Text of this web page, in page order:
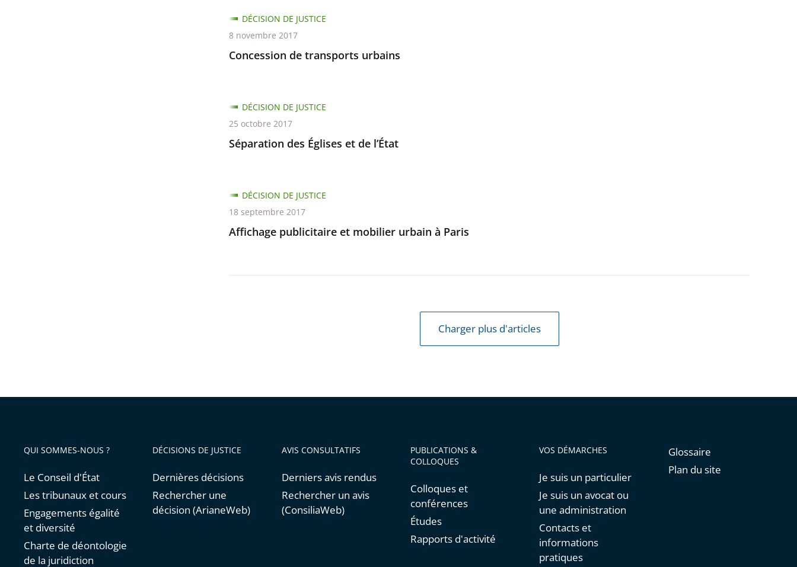
Concession de transports urbains
DÉCISION DE JUSTICE
8 novembre 2017
Séparation des Églises et de l’État
DÉCISION DE JUSTICE
25 octobre 2017
Affichage publicitaire et mobilier urbain à Paris
DÉCISION DE JUSTICE
18 septembre 2017
Charger plus d'articles
QUI SOMMES-NOUS ?
Le Conseil d'État
Les tribunaux et cours
Engagements égalité
et diversité
Charte de déontologie
de la juridiction
DÉCISIONS DE JUSTICE
Dernières décisions
Rechercher une
décision (ArianeWeb)
AVIS CONSULTATIFS
Derniers avis rendus
Rechercher un avis
(ConsiliaWeb)
PUBLICATIONS &
COLLOQUES
Colloques et
conférences
Études
Rapports d'activité
VOS DÉMARCHES
Je suis un particulier
Je suis un avocat ou
une administration
Contacts et
informations
pratiques
Glossaire
Plan du site